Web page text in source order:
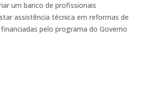
um banco de profissionais
assistência técnica em reformas de
pelo programa do Governo